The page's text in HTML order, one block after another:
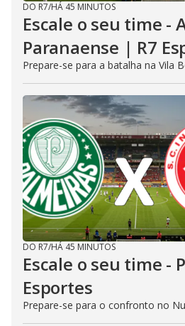
DO R7/HÁ 45 MINUTOS
Escale o seu time -
Paranaense | R7
Prepare-se para a batalha na Vila
DO R7/HÁ 45 MINUTOS
Escale o seu time -
Esportes
Prepare-se para o confronto no